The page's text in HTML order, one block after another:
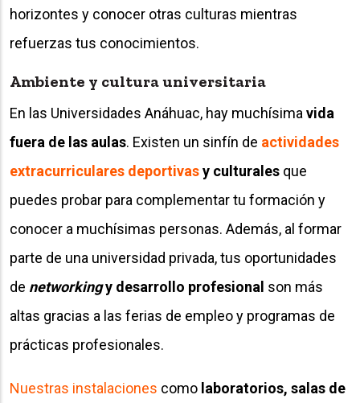
horizontes y conocer otras culturas mientras
refuerzas tus conocimientos.
Ambiente y cultura universitaria
En las Universidades Anáhuac, hay muchísimavida
fuera de las aulas. Existen un sinfín de actividades
extracurriculares deportivasy culturales que
puedes probar para complementar tu formación y
conocer a muchísimas personas. Además, al formar
parte de una universidad privada, tus oportunidades
de networkingy desarrollo profesional son más
altas gracias a las ferias de empleo y programas de
prácticas profesionales.
Nuestras instalaciones como laboratorios, salas de